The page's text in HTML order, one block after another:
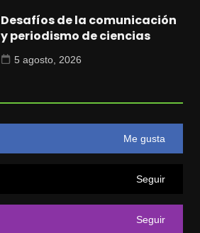
Desafíos de la comunicación
y periodismo de ciencias
5 agosto, 2026
Me gusta
Seguir
Seguir